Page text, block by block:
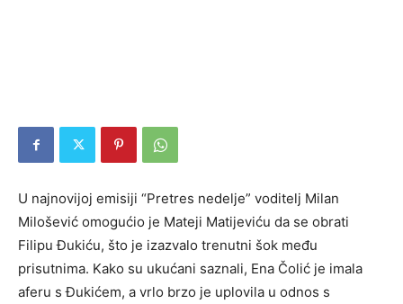
U najnovijoj emisiji “Pretres nedelje” voditelj Milan
Milošević omogućio je Mateji Matijeviću da se obrati
Filipu Đukiću, što je izazvalo trenutni šok među
prisutnima. Kako su ukućani saznali, Ena Čolić je imala
aferu s Đukićem, a vrlo brzo je uplovila u odnos s